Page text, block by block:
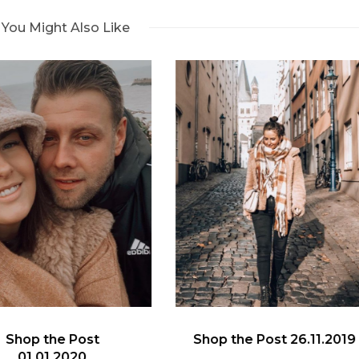
You Might Also Like
the Post 26.11.2019
Shop the Post
November 3, 2019